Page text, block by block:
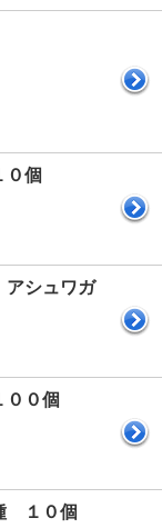
個
シュワガ
０個
１０個